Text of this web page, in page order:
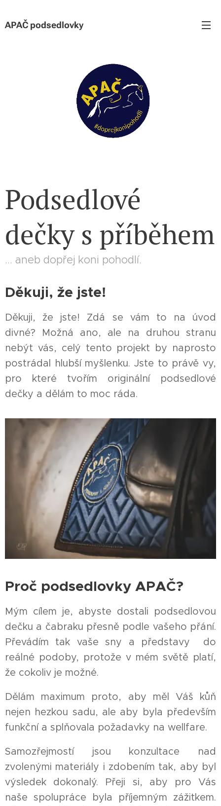
APAČ podsedlovky
Podsedlové
dečky s příběhem
... aneb dopřej koni pohodlí.
Děkuji, že jste!
Děkuji, že jste! Zdá se vám to na úvod
divné? Možná ano, ale na druhou stranu
nebýt vás, celý tento projekt by naprosto
postrádal hlubší myšlenku. Jste to právě vy,
pro které tvořím originální podsedlové
dečky a dělám to moc ráda. 😊
Proč podsedlovky APAČ?
Mým cílem je, abyste dostali podsedlovou
dečku a čabraku přesně podle vašeho přání.
Převádím tak vaše sny a představy do
reálné podoby, protože v mém světě platí,
že cokoliv je možné. 😊
Dělám maximum proto, aby měl Váš kůň
nejen hezkou sadu, ale aby byla především
funkční a splňovala požadavky na wellfare.
Samozřejmostí jsou konzultace nad
zvolenými materiály i zdobením tak, aby byl
výsledek dokonalý. Přeji si, aby pro Vás
naše spolupráce byla příjemným zážitkem.